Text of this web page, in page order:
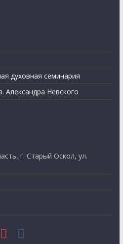
духовная семинария
Александра Невского
г. Старый Оскол, ул.